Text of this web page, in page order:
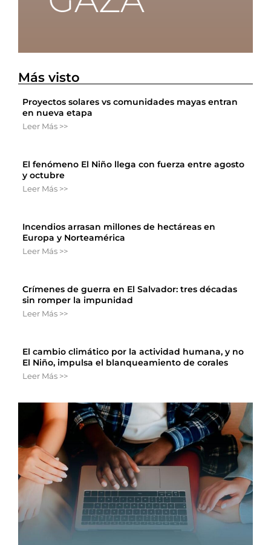
Más visto
Proyectos solares vs comunidades mayas entran
en nueva etapa
Leer Más >>
El fenómeno El Niño llega con fuerza entre agosto
y octubre
Leer Más >>
Incendios arrasan millones de hectáreas en
Europa y Norteamérica
Leer Más >>
Crímenes de guerra en El Salvador: tres décadas
sin romper la impunidad
Leer Más >>
El cambio climático por la actividad humana, y no
El Niño, impulsa el blanqueamiento de corales
Leer Más >>